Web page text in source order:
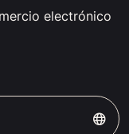
electrónico